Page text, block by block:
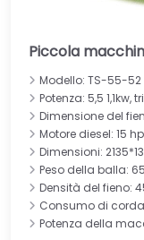
Piccola
Modello: TS-55-52
Potenza: 5,5 1,1kw,
Dimensione del
Motore diesel: 15 hp
Dimensioni:
Peso della balla:
Densità del fieno:
Consumo di
Potenza della